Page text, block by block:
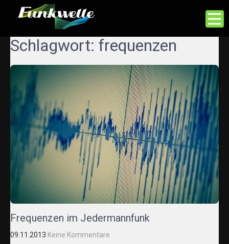
FUNKWELLE.COM
Alles rund ums Thema
hören und senden von
Funkwellen
Schlagwort: frequenzen
Frequenzen im Jedermannfunk
09.11.2013 Keine Kommentare